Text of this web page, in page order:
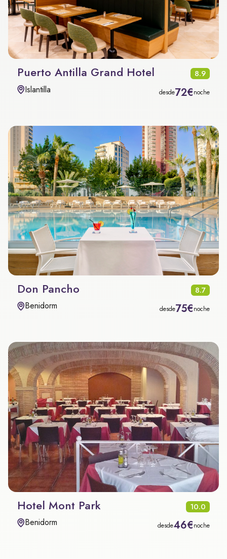
Puerto Antilla Grand Hotel 8.9
Islantilla desde72€noche
Don Pancho 8.7
Benidorm desde75€noche
Hotel Mont Park 10.0
Benidorm desde46€noche